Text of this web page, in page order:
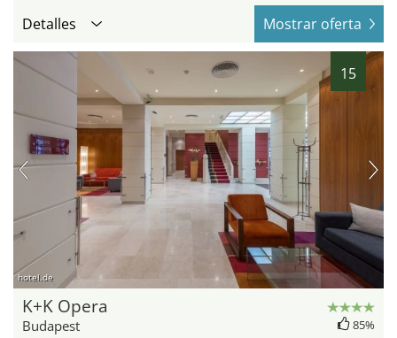
Detalles Mostrar oferta
15
hotel.de
K+K Opera
Budapest 85%